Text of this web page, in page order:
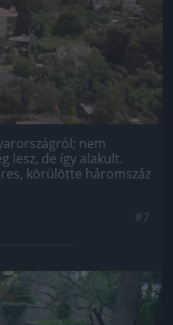
nem
lesz, de így alakult.
körülötte háromszáz
kép!